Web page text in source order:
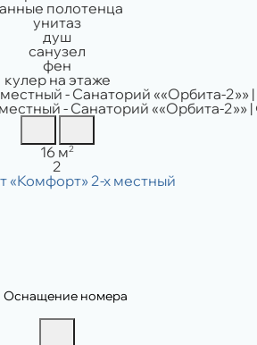
полотенца
унитаз
душ
санузел
фен
кулер на этаже
Площадь:
16 м2
Вместимость:
2
Оснащение номера